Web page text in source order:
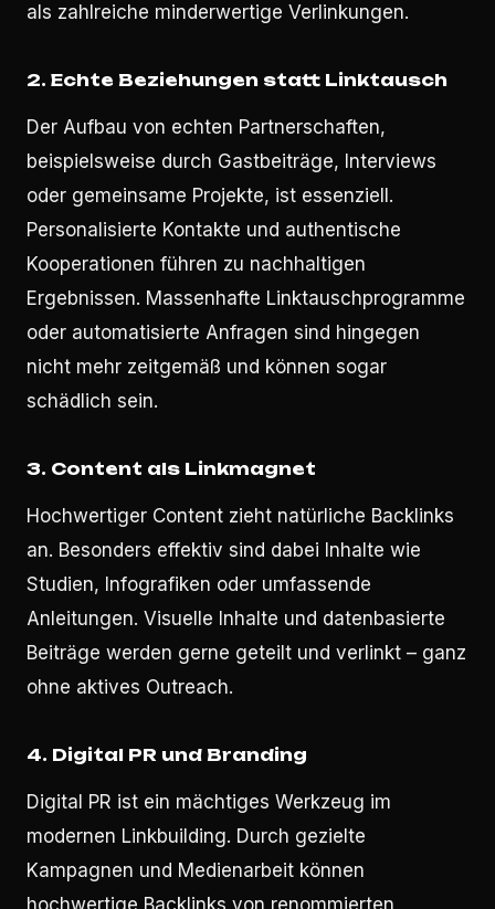
als zahlreiche minderwertige Verlinkungen.
2. Echte Beziehungen statt Linktausch
Der Aufbau von echten Partnerschaften,
beispielsweise durch Gastbeiträge, Interviews
oder gemeinsame Projekte, ist essenziell.
Personalisierte Kontakte und authentische
Kooperationen führen zu nachhaltigen
Ergebnissen. Massenhafte Linktauschprogramme
oder automatisierte Anfragen sind hingegen
nicht mehr zeitgemäß und können sogar
schädlich sein.
3. Content als Linkmagnet
Hochwertiger Content zieht natürliche Backlinks
an. Besonders effektiv sind dabei Inhalte wie
Studien, Infografiken oder umfassende
Anleitungen. Visuelle Inhalte und datenbasierte
Beiträge werden gerne geteilt und verlinkt – ganz
ohne aktives Outreach.
4. Digital PR und Branding
Digital PR ist ein mächtiges Werkzeug im
modernen Linkbuilding. Durch gezielte
Kampagnen und Medienarbeit können
hochwertige Backlinks von renommierten